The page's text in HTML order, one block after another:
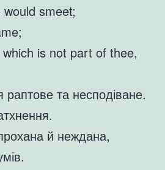
smeet;
is not part of thee,
раптове та несподіване.
й неждана,